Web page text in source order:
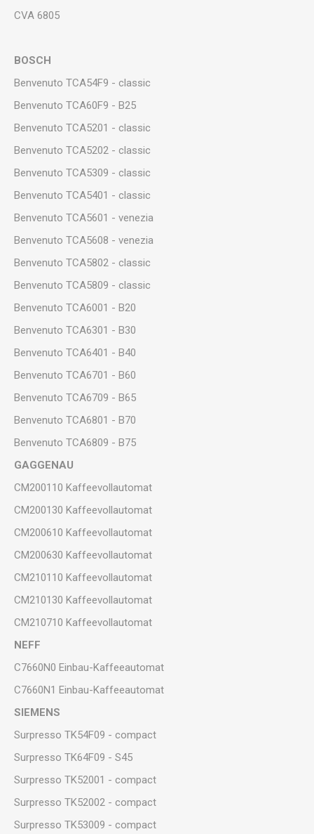
CVA 6805
BOSCH
Benvenuto TCA54F9 - classic
Benvenuto TCA60F9 - B25
Benvenuto TCA5201 - classic
Benvenuto TCA5202 - classic
Benvenuto TCA5309 - classic
Benvenuto TCA5401 - classic
Benvenuto TCA5601 - venezia
Benvenuto TCA5608 - venezia
Benvenuto TCA5802 - classic
Benvenuto TCA5809 - classic
Benvenuto TCA6001 - B20
Benvenuto TCA6301 - B30
Benvenuto TCA6401 - B40
Benvenuto TCA6701 - B60
Benvenuto TCA6709 - B65
Benvenuto TCA6801 - B70
Benvenuto TCA6809 - B75
GAGGENAU
CM200110 Kaffeevollautomat
CM200130 Kaffeevollautomat
CM200610 Kaffeevollautomat
CM200630 Kaffeevollautomat
CM210110 Kaffeevollautomat
CM210130 Kaffeevollautomat
CM210710 Kaffeevollautomat
NEFF
C7660N0 Einbau-Kaffeeautomat
C7660N1 Einbau-Kaffeeautomat
SIEMENS
Surpresso TK54F09 - compact
Surpresso TK64F09 - S45
Surpresso TK52001 - compact
Surpresso TK52002 - compact
Surpresso TK53009 - compact